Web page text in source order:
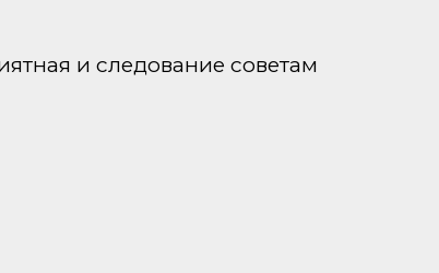
и следование советам